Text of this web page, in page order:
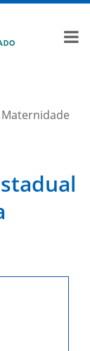
Maternidade